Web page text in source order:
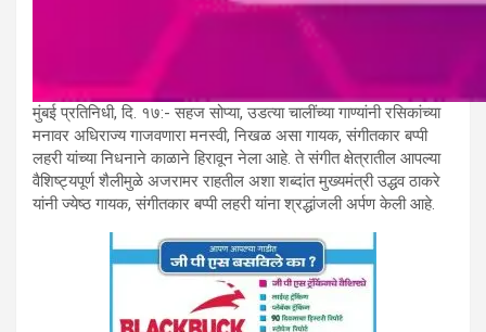
मुंबई प्रतिनिधी, दि. १७:- सहज सोप्या, उडत्या चालींच्या गाण्यांनी रसिकांच्या
मनावर अधिराज्य गाजवणारा मनस्वी, निखळ असा गायक, संगीतकार बप्पी
लहरी यांच्या निधनाने काळाने हिरावून नेला आहे. ते संगीत क्षेत्रातील आपल्या
वैशिष्ट्यपूर्ण शैलीमुळे अजरामर राहतील अशा शब्दांत मुख्यमंत्री उद्धव ठाकरे
यांनी ज्येष्ठ गायक, संगीतकार बप्पी लहरी यांना श्रद्धांजली अर्पण केली आहे.